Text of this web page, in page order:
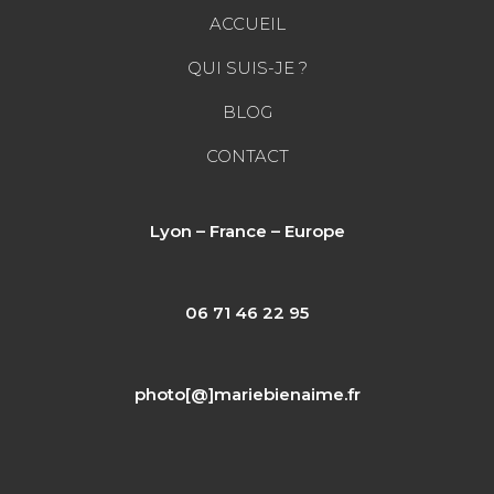
ACCUEIL
QUI SUIS-JE ?
BLOG
CONTACT
Lyon – France – Europe
06 71 46 22 95
photo[@]mariebienaime.fr